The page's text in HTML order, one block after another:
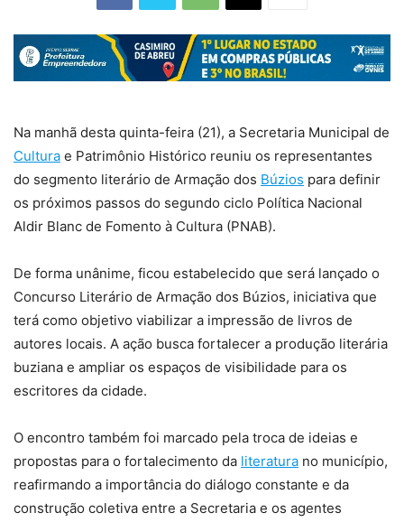
Na manhã desta quinta-feira (21), a Secretaria Municipal de
Cultura e Patrimônio Histórico reuniu os representantes
do segmento literário de Armação dos Búzios para definir
os próximos passos do segundo ciclo Política Nacional
Aldir Blanc de Fomento à Cultura (PNAB).
De forma unânime, ficou estabelecido que será lançado o
Concurso Literário de Armação dos Búzios, iniciativa que
terá como objetivo viabilizar a impressão de livros de
autores locais. A ação busca fortalecer a produção literária
buziana e ampliar os espaços de visibilidade para os
escritores da cidade.
O encontro também foi marcado pela troca de ideias e
propostas para o fortalecimento da literatura no município,
reafirmando a importância do diálogo constante e da
construção coletiva entre a Secretaria e os agentes